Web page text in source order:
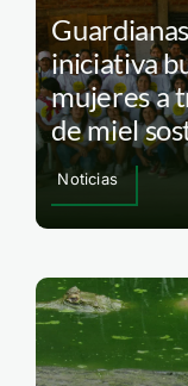
iniciativa
mujeres a
de miel
Noticias